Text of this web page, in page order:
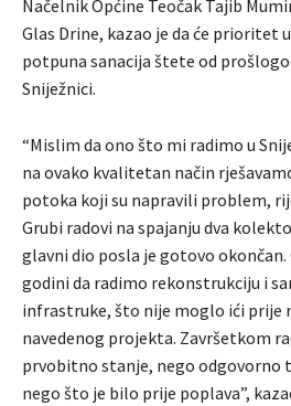
Načelnik Općine Teočak Tajib
Glas Drine, kazao je da će prioritet
potpuna sanacija štete od
Sniježnici.
“Mislim da ono što mi radimo u
na ovako kvalitetan način
potoka koji su napravili problem,
Grubi radovi na spajanju dva
glavni dio posla je gotovo
godini da radimo rekonstrukciju i
infrastruke, što nije moglo ići prije
navedenog projekta. Završetkom
prvobitno stanje, nego odgovorno
nego što je bilo prije poplava”,